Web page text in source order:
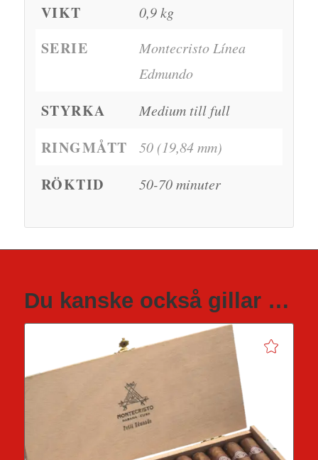
VIKT 0,9 kg
SERIE
Montecristo Línea
Edmundo
STYRKA Medium till full
RINGMÅTT 50 (19,84 mm)
RÖKTID 50-70 minuter
Du kanske också gillar …